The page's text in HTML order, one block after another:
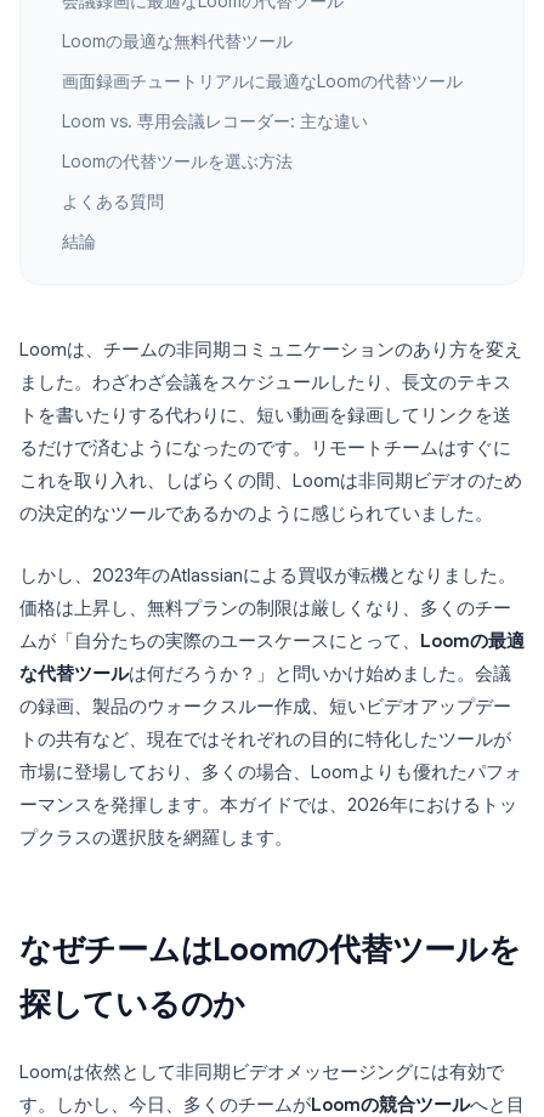
Loomの最適な無料代替ツール
画面録画チュートリアルに最適なLoomの代替ツール
Loom vs. 専用会議レコーダー: 主な違い
Loomの代替ツールを選ぶ方法
よくある質問
結論
Loomは、チームの非同期コミュニケーションのあり方を変え
ました。わざわざ会議をスケジュールしたり、長文のテキス
トを書いたりする代わりに、短い動画を録画してリンクを送
るだけで済むようになったのです。リモートチームはすぐに
これを取り入れ、しばらくの間、Loomは非同期ビデオのため
の決定的なツールであるかのように感じられていました。
しかし、2023年のAtlassianによる買収が転機となりました。
価格は上昇し、無料プランの制限は厳しくなり、多くのチー
ムが「自分たちの実際のユースケースにとって、 Loomの最適
な代替ツールは何だろうか？」と問いかけ始めました。会議
の録画、製品のウォークスルー作成、短いビデオアップデー
トの共有など、現在ではそれぞれの目的に特化したツールが
市場に登場しており、多くの場合、Loomよりも優れたパフォ
ーマンスを発揮します。本ガイドでは、2026年におけるトッ
プクラスの選択肢を網羅します。
なぜチームはLoomの代替ツールを
探しているのか
Loomは依然として非同期ビデオメッセージングには有効で
す。しかし、今日、多くのチームがLoomの競合ツールへと目